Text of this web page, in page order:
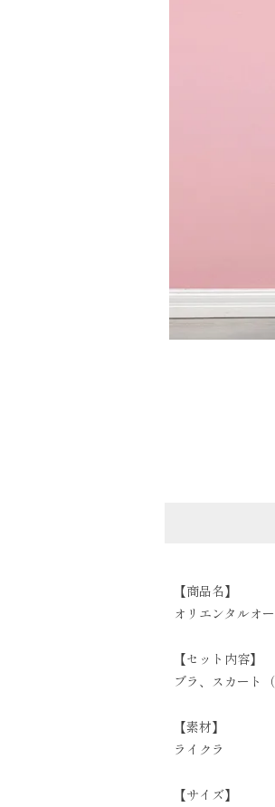
【商品名】
オリエンタルオ
【セット内容】
ブラ、スカート
【素材】
ライクラ
【サイズ】